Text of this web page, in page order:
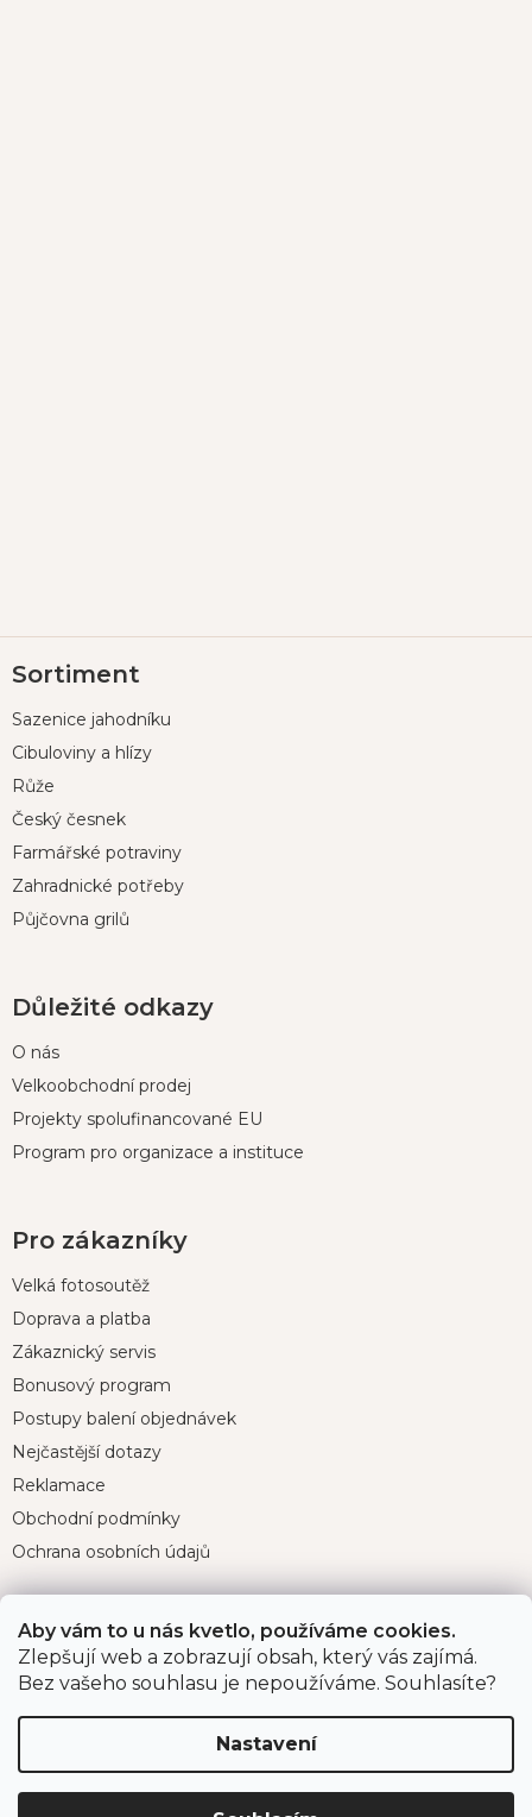
Aby vám to u nás kvetlo, používáme cookies.
Zlepšují web a zobrazují obsah, který vás zajímá.
Bez vašeho souhlasu je nepoužíváme. Souhlasíte?
Nastavení
á
a
Sortiment
Sazenice jahodníku
Cibuloviny a hlízy
Růže
Český česnek
Farmářské potraviny
Zahradnické potřeby
Půjčovna grilů
Důležité odkazy
O nás
Velkoobchodní prodej
Projekty spolufinancované EU
Program pro organizace a instituce
Pro zákazníky
Velká fotosoutěž
Doprava a platba
Zákaznický servis
Bonusový program
Postupy balení objednávek
Nejčastější dotazy
Reklamace
Obchodní podmínky
Ochrana osobních údajů
Kontakt
eshop@ jahodarnabrozany.cz
+420 477 477 057